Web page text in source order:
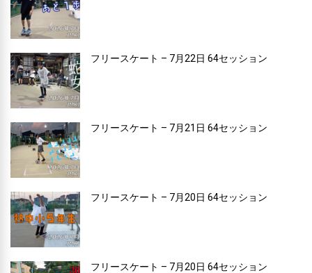
フリースケート – 7月22日 64セッション
フリースケート – 7月21日 64セッション
フリースケート – 7月20日 64セッション
フリースケート – 7月20日 64セッション